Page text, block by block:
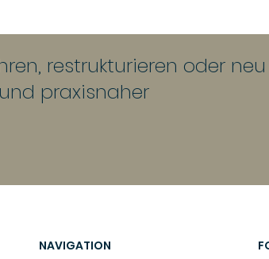
restrukturieren oder neu
praxisnaher
NAVIGATION